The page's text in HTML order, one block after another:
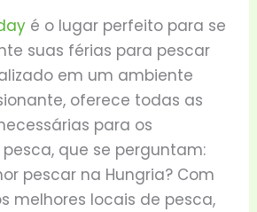
é o lugar perfeito para se
suas férias para pescar
em um ambiente
oferece todas as
para os
que se perguntam:
pescar na Hungria? Com
melhores locais de pesca,